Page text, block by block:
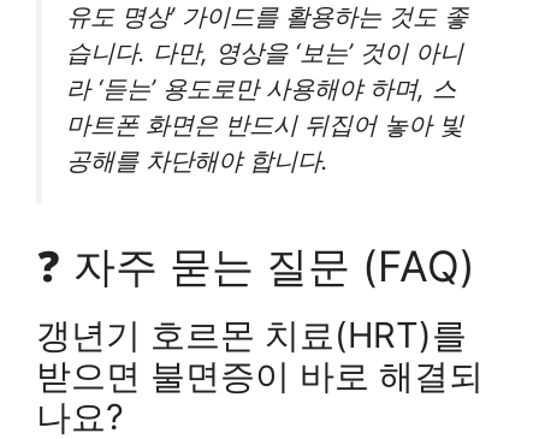
유도 명상’ 가이드를 활용하는 것도 좋
습니다. 다만, 영상을 ‘보는’ 것이 아니
라 ‘듣는’ 용도로만 사용해야 하며, 스
마트폰 화면은 반드시 뒤집어 놓아 빛
공해를 차단해야 합니다.
❓ 자주 묻는 질문 (FAQ)
갱년기 호르몬 치료(HRT)를
받으면 불면증이 바로 해결되
나요?